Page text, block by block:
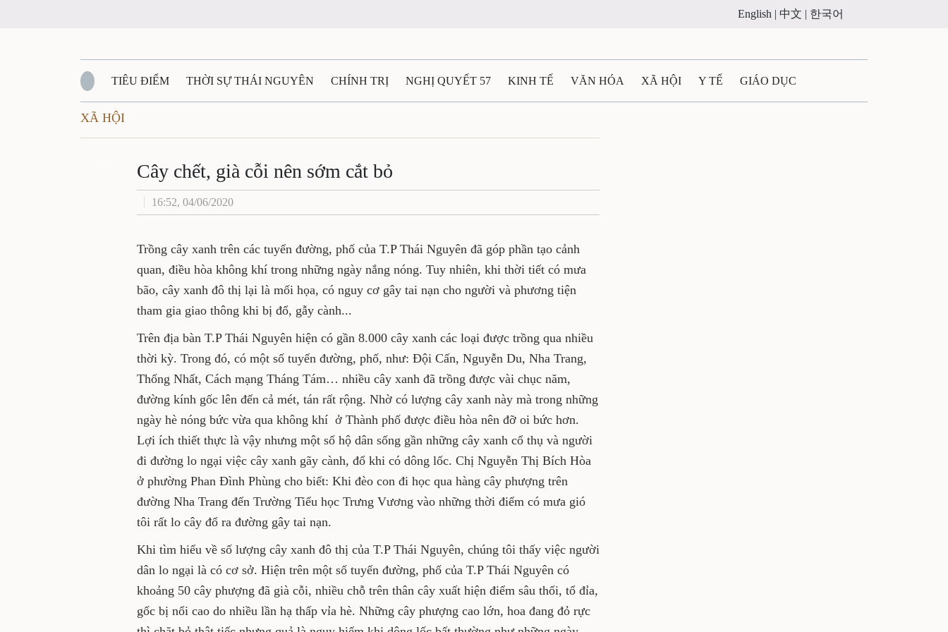
English | 中文 | 한국어
TIÊU ĐIỂM THỜI SỰ THÁI NGUYÊN CHÍNH TRỊ NGHỊ QUYẾT 57 KINH TẾ VĂN HÓA XÃ HỘI Y TẾ GIÁO DỤC
QUỐC PHÒNG - AN NINH
QUÊ HƯƠNG - ĐẤT NƯỚC QUỐC TẾ TÀI NGUYÊN - MÔI TRƯỜNG
VĂN BẢN, CHÍNH SÁCH MỚI
XÃ HỘI
Cây chết, già cỗi nên sớm cắt bỏ
16:52, 04/06/2020
Trồng cây xanh trên các tuyến đường, phố của T.P Thái Nguyên đã góp phần tạo cảnh
quan, điều hòa không khí trong những ngày nắng nóng. Tuy nhiên, khi thời tiết có mưa
bão, cây xanh đô thị lại là mối họa, có nguy cơ gây tai nạn cho người và phương tiện
tham gia giao thông khi bị đổ, gẫy cành...
Trên địa bàn T.P Thái Nguyên hiện có gần 8.000 cây xanh các loại được trồng qua nhiều
thời kỳ. Trong đó, có một số tuyến đường, phố, như: Đội Cấn, Nguyễn Du, Nha Trang,
Thống Nhất, Cách mạng Tháng Tám… nhiều cây xanh đã trồng được vài chục năm,
đường kính gốc lên đến cả mét, tán rất rộng. Nhờ có lượng cây xanh này mà trong những
ngày hè nóng bức vừa qua không khí ở Thành phố được điều hòa nên đỡ oi bức hơn.
Lợi ích thiết thực là vậy nhưng một số hộ dân sống gần những cây xanh cổ thụ và người
đi đường lo ngại việc cây xanh gãy cành, đổ khi có dông lốc. Chị Nguyễn Thị Bích Hòa
ở phường Phan Đình Phùng cho biết: Khi đèo con đi học qua hàng cây phượng trên
đường Nha Trang đến Trường Tiểu học Trưng Vương vào những thời điểm có mưa gió
tôi rất lo cây đổ ra đường gây tai nạn.
Khi tìm hiểu về số lượng cây xanh đô thị của T.P Thái Nguyên, chúng tôi thấy việc người
dân lo ngại là có cơ sở. Hiện trên một số tuyến đường, phố của T.P Thái Nguyên có
khoảng 50 cây phượng đã già cỗi, nhiều chỗ trên thân cây xuất hiện điểm sâu thối, tổ đỉa,
gốc bị nổi cao do nhiều lần hạ thấp vỉa hè. Những cây phượng cao lớn, hoa đang đỏ rực